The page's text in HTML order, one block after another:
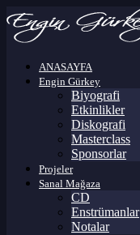
ANASAYFA
Engin Gürkey
Biyografi
Etkinlikler
Diskografi
Masterclass
Sponsorlar
Projeler
Sanal Mağaza
CD
Enstrümanlar
Notalar